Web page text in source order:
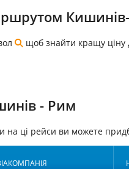
щоб знайти кращу ціну
- Рим
на ці рейси ви можете